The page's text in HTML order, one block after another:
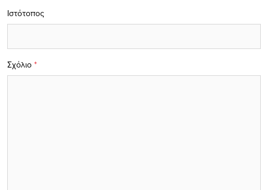
Σχόλιο *
Ιστότοπος